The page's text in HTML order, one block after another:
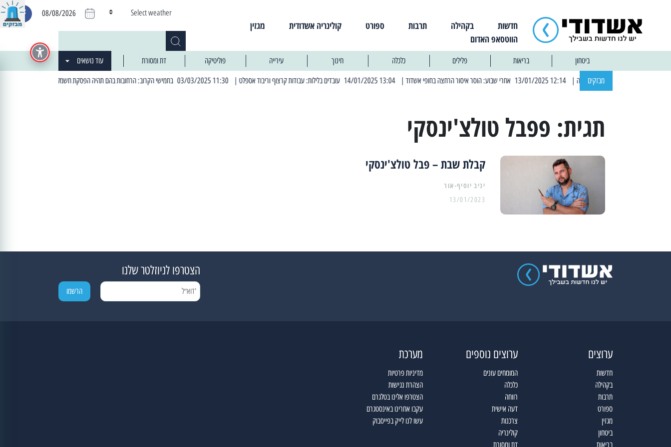
חדשות בקהילה תרבות ספורט קולינריה אשדודית
מגזין
הווטסאפ האדום
Select weather
08/08/2026
ביטחון בריאות פלילים כלכלה חינוך עירייה פוליטיקה דת ומסורת עוד נושאים
מבזקים | 12:14 13/01/2025 אחרי שבוע: הוסר איסור הרחצה בחופי אשדוד | 13:04 14/01/2025 עובדים בלילות: עבודות קרצוף וריבוד אספלט | 11:30 03/03/2025 בחמישי הקרוב: הרחובות בהם תהיה הפסקת חשמל יזומה
תגית: פפבל טולצ'ינסקי
קבלת שבת – פבל טולצ'ינסקי
יניב יוסיף-אור
13/01/2023
הצטרפו לניוזלטר שלנו
ערוצים
חדשות
בקהילה
תרבות
ספורט
מגזין
ביטחון
בריאות
ערוצים נוספים
המומחים עונים
כלכלה
רווחה
דעה אישית
צרכנות
קולינריה
דת ומסורת
מערכת
מדיניות פרטיות
הצהרת נגישות
הצטרפו אלינו בטלגרם
עקבו אחרינו באינסטגרם
עשו לנו לייק בפייסבוק